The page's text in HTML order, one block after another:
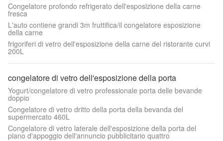
Congelatore profondo refrigerato dell'esposizione della carne
fresca
L'auto contiene grandi 3m fruttifica/il congelatore esposizione
della carne
frigoriferi di vetro dell'esposizione della carne del ristorante curvi
200L
congelatore di vetro dell'esposizione della porta
Yogurt/congelatore di vetro professionale porta delle bevande
doppio
Congelatore di vetro dritto della porta della bevanda del
supermercato 460L
Congelatore di vetro laterale dell'esposizione della porta del
piano d'appoggio dell'annuncio pubblicitario quattro